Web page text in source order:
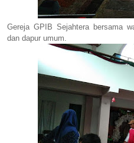
Gereja GPIB Sejahtera bersama
dan dapur umum.